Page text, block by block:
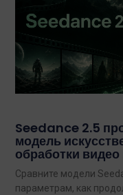
Seedance 2.5
модель
обработки
Сравните модели
параметрам, как